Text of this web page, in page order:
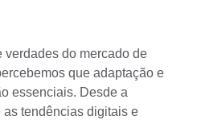
verdades do mercado de
que adaptação e
essenciais. Desde a
tendências digitais e